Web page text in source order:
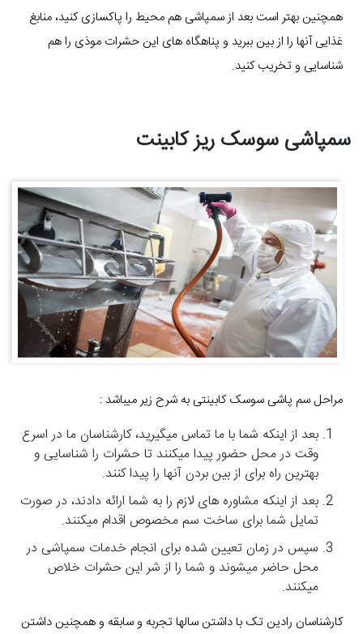
همچنین بهتر است بعد از سمپاشی هم محیط را پاکسازی کنید، منابغ
غذایی آنها را از بین ببرید و پناهگاه های این حشرات موذی را هم
شناسایی و تخریب کنید.
سمپاشی سوسک ریز کابینت
مراحل سم پاشی سوسک کابینتی به شرح زیر میباشد :
بعد از اینکه شما با ما تماس میگیرید، کارشناسان ما در اسرع
وقت در محل حضور پیدا میکنند تا حشرات را شناسایی و
بهترین راه برای از بین بردن آنها را پیدا کنند.
بعد از اینکه مشاوره های لازم را به شما ارائه دادند، در صورت
تمایل شما برای ساخت سم مخصوص اقدام میکنند.
سپس در زمان تعیین شده برای انجام خدمات سمپاشی در
محل حاضر میشوند و شما را از شر این حشرات خلاص
میکنند.
کارشناسان رادین تک با داشتن سالها تجربه و سابقه و همچنین داشتن